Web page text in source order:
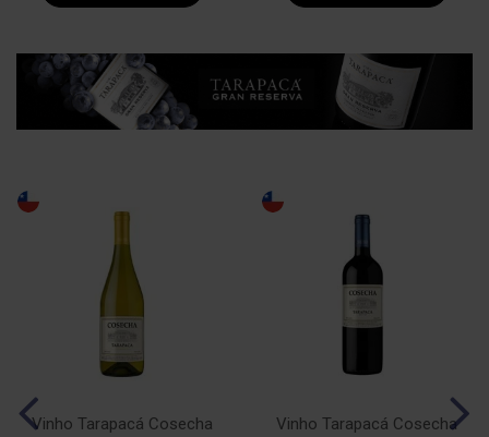
Vinho Tarapacá Cosecha
Vinho Tarapacá Cosecha